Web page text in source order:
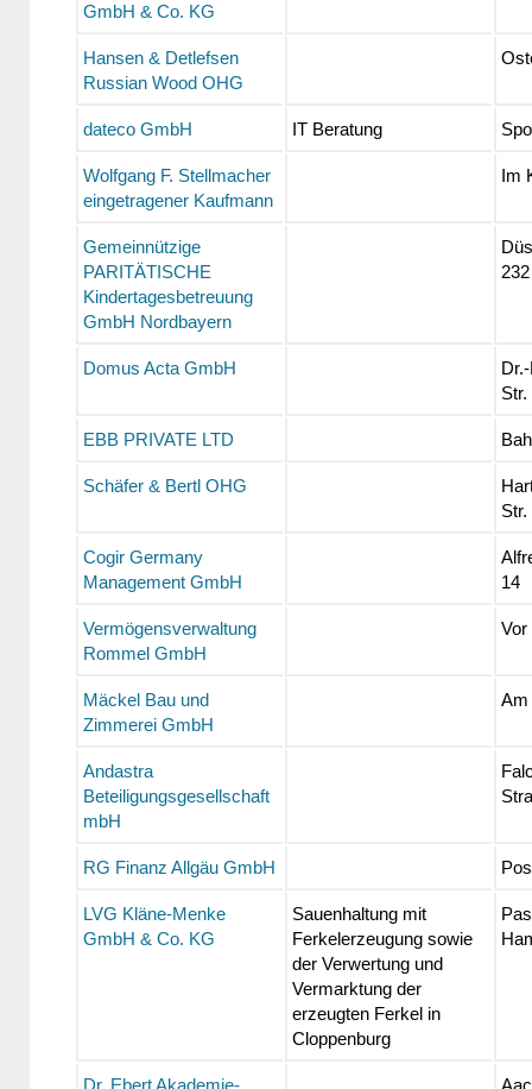
GmbH & Co. KG
Hansen & Detlefsen
Russian Wood OHG
dateco GmbH IT Beratung
Wolfgang F. Stellmacher
eingetragener Kaufmann
Im
Gemeinnützige
PARITÄTISCHE
Kindertagesbetreuung
GmbH Nordbayern
232
Domus Acta GmbH
Str.
EBB PRIVATE LTD
Schäfer & Bertl OHG
Str.
Cogir Germany
Management GmbH
14
Vermögensverwaltung
Rommel GmbH
Vor
Mäckel Bau und
Zimmerei GmbH
Am
Andastra
Beteiligungsgesellschaft
mbH
RG Finanz Allgäu GmbH
LVG Kläne-Menke
GmbH & Co. KG
Sauenhaltung mit
Ferkelerzeugung sowie
der Verwertung und
Vermarktung der
erzeugten Ferkel in
Cloppenburg